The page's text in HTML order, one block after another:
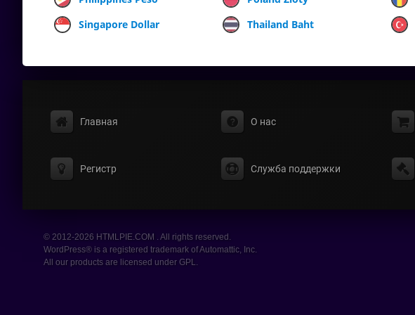
Singapore Dollar
Thailand Baht
Главная О нас
Регистр Служба поддержки
© 2012-2026 HTMLPIE.COM . All rights reserved.
WordPress® is a registered trademark of Automattic, Inc.
All our products are licensed under GPL.